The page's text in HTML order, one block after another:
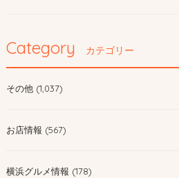
Category カテゴリー
その他 (1,037)
お店情報 (567)
横浜グルメ情報 (178)